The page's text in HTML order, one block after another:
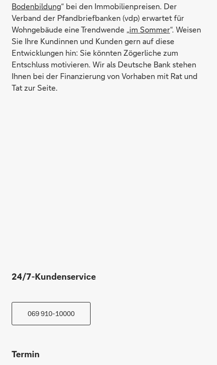
Bodenbildung“ bei den Immobilienpreisen. Der
Verband der Pfandbriefbanken (vdp) erwartet für
Wohngebäude eine Trendwende „im Sommer“. Weisen
Sie Ihre Kundinnen und Kunden gern auf diese
Entwicklungen hin: Sie könnten Zögerliche zum
Entschluss motivieren. Wir als Deutsche Bank stehen
Ihnen bei der Finanzierung von Vorhaben mit Rat und
Tat zur Seite.
24/7-Kundenservice
069 910-10000
Termin